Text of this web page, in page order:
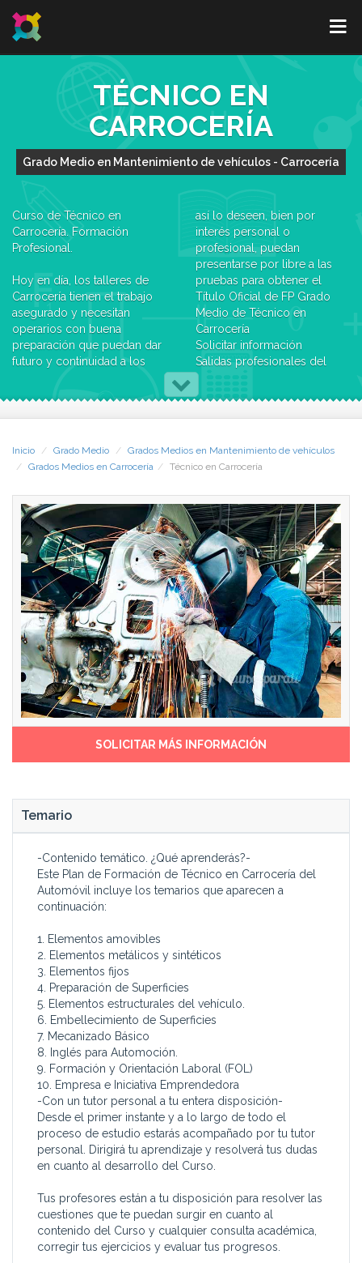
TÉCNICO EN
CARROCERÍA
Grado Medio en Mantenimiento de vehículos - Carrocería
Curso de Técnico en
Carrocería. Formación
Profesional.
Hoy en día, los talleres de
Carrocería tienen el trabajo
asegurado y necesitan
operarios con buena
preparación que puedan dar
futuro y continuidad a los
Al finalizar este curso, si lo
deseas podrás obtener el
Título de FP Grado de Medio
de Técnico en Carrocería, ya
que tendrás todos los
conocimientos requeridos
para superar el examen.
-Objetivos y destinatarios del
Cuso de Técnico en
Carrocería-
Son tres los objetivos
fundamentales:
deseen se formen para esta
profesión con nuevos
actualizados.
Que todos los trabajadores
que están actualmente en
trabajo en este sector,
puedan actualizar y
completar sus
conocimientos para estar
Que todos los alumnos que
así lo deseen, bien por
interés personal o
profesional, puedan
presentarse por libre a las
pruebas para obtener el
Título Oficial de FP Grado
Medio de Técnico en
Carrocería
Solicitar información
Salidas profesionales del
Curso de Técnico en
Carrocería
máxima efectividad.
Como profesional serás
capaz de:
Organizar, planificar y
controlar los procesos de
reparación de averías y las
reparaciones de la
carrocería, así como las
transformaciones opcionales.
Gestionar el mantenimiento y
la logística de flotas de
vehículos.
grandes, medianas y
pequeñas empresas, así
autoempleo, como jefe de
ITV, perito tasador, etc.
de Empleo propia de CCC y
de otras bolsas de empleo
asociadas con las que
Inicio Grado Medio
Grados Medios en Mantenimiento de vehículos
Grados Medios en Carrocería
Técnico en Carrocería
SOLICITAR MÁS INFORMACIÓN
Temario
-Contenido temático. ¿Qué aprenderás?-
Este Plan de Formación de Técnico en Carrocería del
Automóvil incluye los temarios que aparecen a
continuación:
1. Elementos amovibles
2. Elementos metálicos y sintéticos
3. Elementos fijos
4. Preparación de Superficies
5. Elementos estructurales del vehículo.
6. Embellecimiento de Superficies
7. Mecanizado Básico
8. Inglés para Automoción.
9. Formación y Orientación Laboral (FOL)
10. Empresa e Iniciativa Emprendedora
-Con un tutor personal a tu entera disposición-
Desde el primer instante y a lo largo de todo el
proceso de estudio estarás acompañado por tu tutor
personal. Dirigirá tu aprendizaje y resolverá tus dudas
en cuanto al desarrollo del Curso.
Tus profesores están a tu disposición para resolver las
cuestiones que te puedan surgir en cuanto al
contenido del Curso y cualquier consulta académica,
corregir tus ejercicios y evaluar tus progresos.